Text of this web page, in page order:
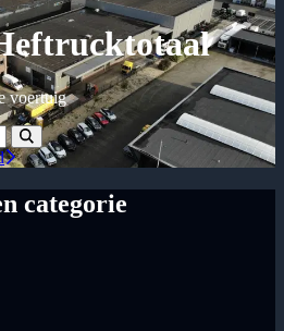
voertuig
categorie